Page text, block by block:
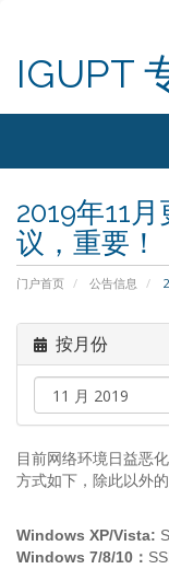
IGUPT
2019年11
议，重要！
门户首页 公告信息
按月份
目前网络环境日益恶
方式如下，除此以外
Windows XP/Vista:
Windows 7/8/10：